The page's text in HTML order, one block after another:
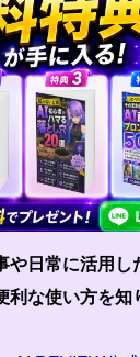
や日常に活用し
利な使い方を知